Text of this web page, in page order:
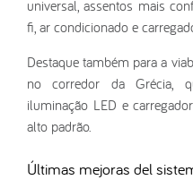
universal, assentos mais
fi, ar condicionado e
Destaque também para a
no corredor da Grécia,
iluminação LED e
alto padrão.
Últimas mejoras del